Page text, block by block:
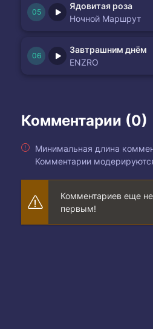
Ядовитая роза
Ночной Маршрут
Завтрашним днём
ENZRO
Комментарии (0)
Минимальная длина
Комментарии
Комментариев еще
первым!